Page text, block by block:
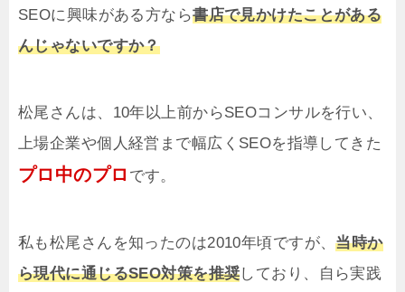
SEOに興味がある方なら書店で見かけたことがある
んじゃないですか？
松尾さんは、10年以上前からSEOコンサルを行い、
上場企業や個人経営まで幅広くSEOを指導してきた
プロ中のプロ です。
私も松尾さんを知ったのは2010年頃ですが、当時か
ら現代に通じるSEO対策を推奨しており、自ら実践